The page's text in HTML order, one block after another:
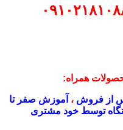
همراه:
از فروش ، آموزش صفر تا
توسط خود مشتری